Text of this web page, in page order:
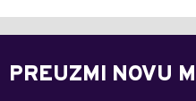
PREUZMI NOVU